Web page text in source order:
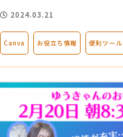
2024.03.21
Canva お役立ち情報 便利ツール